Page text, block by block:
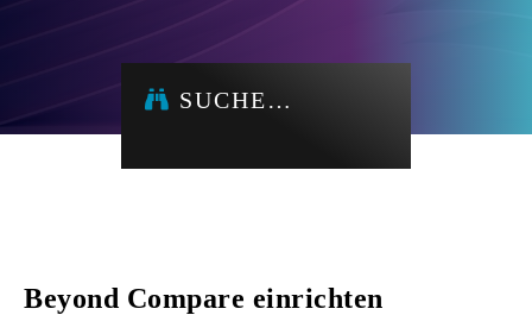
SUCHE…
Beyond Compare einrichten